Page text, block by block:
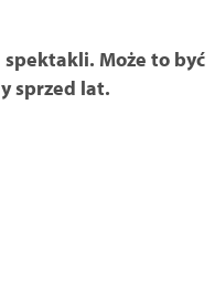
Może to być
sprzed lat.